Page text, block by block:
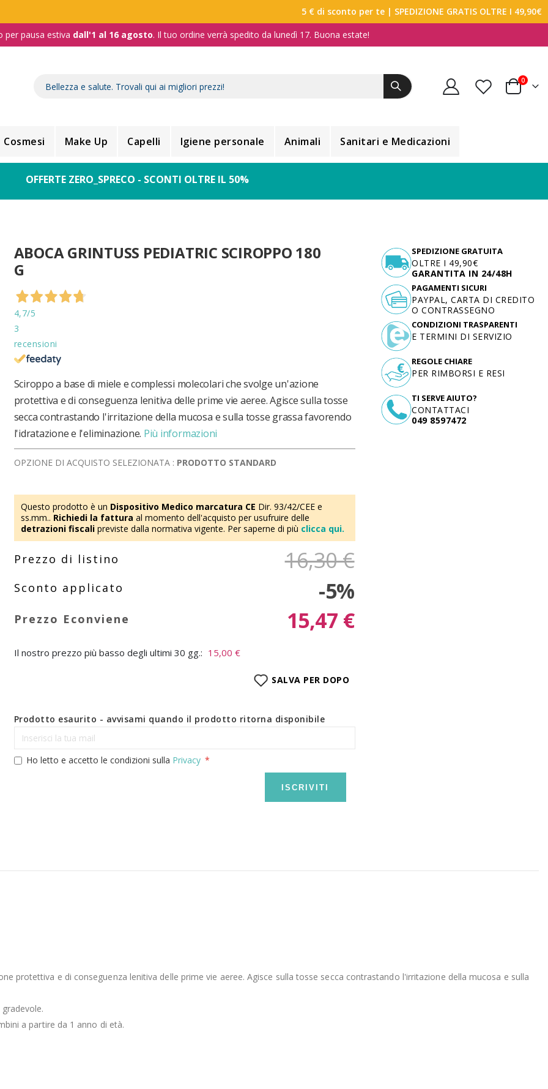
5 € di sconto per te | SPEDIZIONE GRATIS OLTRE I 49,90€
per pausa estiva dall'1 al 16 agosto. Il tuo ordine verrà spedito da lunedì 17. Buona estate!
Carrello
0
Cosmesi Make Up Capelli Igiene personale Animali Sanitari e Medicazioni
OFFERTE ZERO_SPRECO - SCONTI OLTRE IL 50%
ABOCA GRINTUSS PEDIATRIC SCIROPPO 180
G
4,7/5
3
recensioni
Sciroppo a base di miele e complessi molecolari che svolge un'azione
protettiva e di conseguenza lenitiva delle prime vie aeree. Agisce sulla tosse
secca contrastando l'irritazione della mucosa e sulla tosse grassa favorendo
l'idratazione e l'eliminazione. Più informazioni
OPZIONE DI ACQUISTO SELEZIONATA : PRODOTTO STANDARD
Questo prodotto è un Dispositivo Medico marcatura CE Dir. 93/42/CEE e
ss.mm.. Richiedi la fattura al momento dell'acquisto per usufruire delle
detrazioni fiscalipreviste dalla normativa vigente. Per saperne di più clicca qui.
16,30 €
-5%
15,47 €
Il nostro prezzo più basso degli ultimi 30 gg.: 15,00 €
SALVA PER DOPO
Prodotto esaurito - avvisami quando il prodotto ritorna disponibile
Ho letto e accetto le condizioni sulla Privacy
ISCRIVITI
SPEDIZIONE GRATUITA
OLTRE I 49,90€
GARANTITA IN 24/48H
TI SERVE AIUTO?
CONTATTACI
049 8597472
PAGAMENTI SICURI
PAYPAL, CARTA DI CREDITO
O CONTRASSEGNO
CONDIZIONI TRASPARENTI
E TERMINI DI SERVIZIO
REGOLE CHIARE
PER RIMBORSI E RESI
protettiva e di conseguenza lenitiva delle prime vie aeree. Agisce sulla tosse secca contrastando l'irritazione della mucosa e sulla
a partire da 1 anno di età.